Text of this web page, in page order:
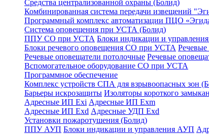
Средства централизованной охраны (Болид)
Комбинированная система передачи извещений
Программный комплекс автоматизации ПЦО
Система оповещения при УСТА (Болид)
ППУ СО при УСТА Блоки индикации и
Блоки речевого оповещения СО при УСТА Речевые
Речевые оповещатели потолочные Речевые
Вспомогательное оборудование СО при УСТА
Программное обеспечение
Комплекс устройств СПА для взрывоопасных зон
Барьеры искрозащиты Изоляторы короткого
Адресные ИП Exi Адресные ИП Exm
Адресные ИП Exd Адресные УДП Exd
Установки пожаротушения (Болид)
ППУ АУП Блоки индикации и управления АУП